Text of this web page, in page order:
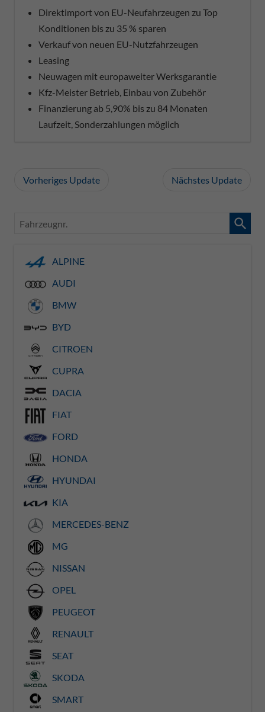
Direktimport von EU-Neufahrzeugen zu Top
Konditionen bis zu 35 % sparen
Verkauf von neuen EU-Nutzfahrzeugen
Leasing
Neuwagen mit europaweiter Werksgarantie
Kfz-Meister Betrieb, Einbau von Zubehör
Finanzierung ab 5,90% bis zu 84 Monaten
Laufzeit, Sonderzahlungen möglich
Vorheriges Update Nächstes Update
Fahrzeugnr.
ALPINE
AUDI
BMW
BYD
CITROEN
CUPRA
DACIA
FIAT
FORD
HONDA
HYUNDAI
KIA
MERCEDES-BENZ
MG
NISSAN
OPEL
PEUGEOT
RENAULT
SEAT
SKODA
SMART